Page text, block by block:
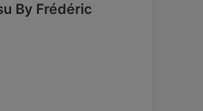
By Frédéric